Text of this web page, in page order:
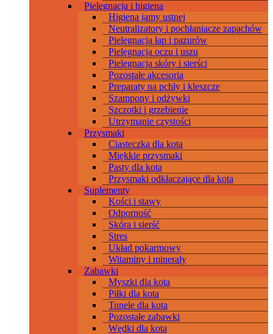
Pielęgnacja i higiena
Higiena jamy ustnej
Neutralizatory i pochłaniacze zapachów
Pielęgnacja łap i pazurów
Pielęgnacja oczu i uszu
Pielęgnacja skóry i sierści
Pozostałe akcesoria
Preparaty na pchły i kleszcze
Szampony i odżywki
Szczotki i grzebienie
Utrzymanie czystości
Przysmaki
Ciasteczka dla kota
Miękkie przysmaki
Pasty dla kota
Przysmaki odkłaczające dla kota
Suplementy
Kości i stawy
Odporność
Skóra i sierść
Stres
Układ pokarmowy
Witaminy i minerały
Zabawki
Myszki dla kota
Piłki dla kota
Tunele dla kota
Pozostałe zabawki
Wędki dla kota